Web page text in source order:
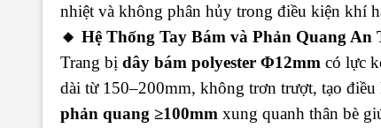
nhiệt và không phân hủy trong điều kiện khí
🔸 Hệ Thống Tay Bám và Phản Quang An
Trang bị dây bám polyester Φ12mm có lực
dài từ 150–200mm, không trơn trượt, tạo
phản quang ≥100mm xung quanh thân bè